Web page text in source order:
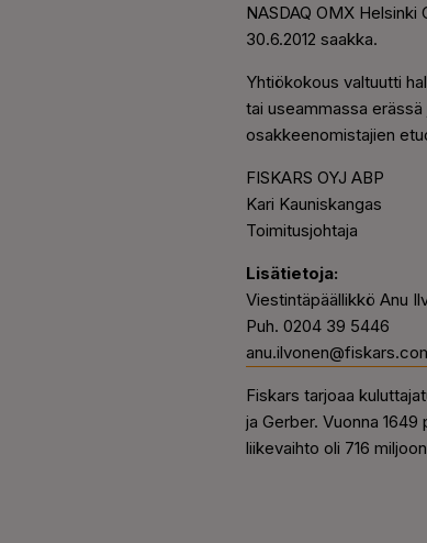
NASDAQ OMX
30.6.2012 saakka.
Yhtiökokous valtuutti
tai useammassa
osakkeenomistajien
FISKARS OYJ ABP
Kari Kauniskangas
Toimitusjohtaja
Lisätietoja:
Viestintäpäällikkö Anu
Puh. 0204 39 5446
Fiskars tarjoaa
ja Gerber. Vuonna
liikevaihto oli 716